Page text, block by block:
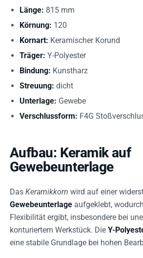
Länge: 815 mm
Körnung: 120
Kornart: Keramischer Korund
Träger: Y-Polyester
Bindung: Kunstharz
Streuung: dicht
Unterlage: Gewebe
Verschlussform: F4G
Aufbau: Keramik auf
Gewebeunterlage
Das Keramikkorn wird auf einer
Gewebeunterlage aufgeklebt,
Flexibilität ergibt, insbesondere bei
konturiertem Werkstück. Die Y-
eine stabile Grundlage bei hohen